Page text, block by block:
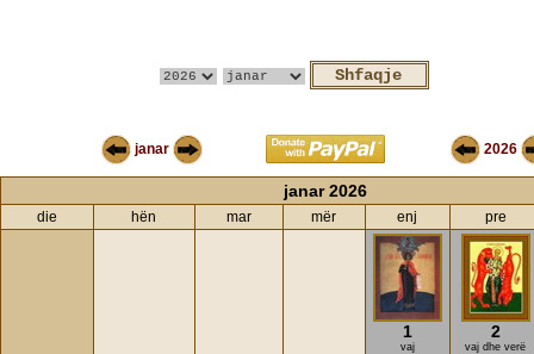
janar 2026
janar 2026
die hën mar mër enj pre
1
vaj
2
vaj dhe verë